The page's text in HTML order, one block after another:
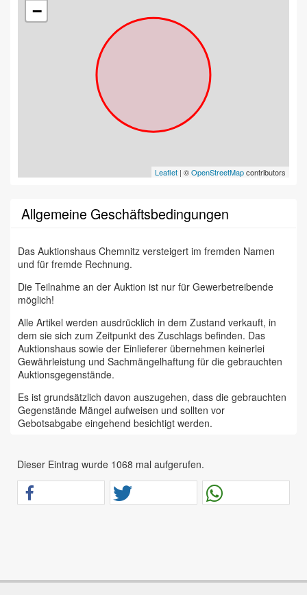
−
Leaflet | ©OpenStreetMapcontributors
Allgemeine Geschäftsbedingungen
Das Auktionshaus Chemnitz versteigert im fremden Namen
und für fremde Rechnung.
Die Teilnahme an der Auktion ist nur für Gewerbetreibende
möglich!
Alle Artikel werden ausdrücklich in dem Zustand verkauft, in
dem sie sich zum Zeitpunkt des Zuschlags befinden. Das
Auktionshaus sowie der Einlieferer übernehmen keinerlei
Gewährleistung und Sachmängelhaftung für die gebrauchten
Auktionsgegenstände.
Es ist grundsätzlich davon auszugehen, dass die gebrauchten
Gegenstände Mängel aufweisen und sollten vor
Gebotsabgabe eingehend besichtigt werden.
dass sämtliche zum Verkauf stehende Artikel ungeprüft sind.
Bei allen zum Verkauf stehenden Fahrzeugen und Maschinen
ist davon auszugehen, dass diese bereits einen nicht
unerheblichen Vorschaden erlitten haben.
Wir weisen eindringlich darauf hin, dass Gebote nur
Dieser Eintrag wurde 1068 mal aufgerufen.